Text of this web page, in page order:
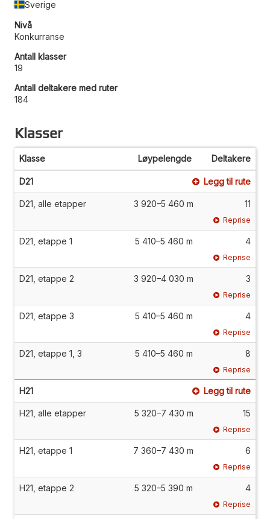
Sverige
Nivå
Konkurranse
Antall klasser
19
Antall deltakere med ruter
184
Klasser
Klasse Løypelengde Deltakere
D21 Legg til rute
D21, alle etapper 3 920–5 460 m 11
Reprise
D21, etappe 1 5 410–5 460 m 4
Reprise
D21, etappe 2 3 920–4 030 m 3
Reprise
D21, etappe 3 5 410–5 460 m 4
Reprise
D21, etappe 1, 3 5 410–5 460 m 8
Reprise
H21 Legg til rute
H21, alle etapper 5 320–7 430 m 15
Reprise
H21, etappe 1 7 360–7 430 m 6
Reprise
H21, etappe 2 5 320–5 390 m 4
Reprise